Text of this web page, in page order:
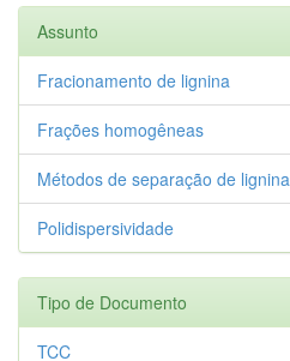
Assunto
Fracionamento de lignina
Frações homogêneas
Métodos de separação de lignina
Polidispersividade
Tipo de Documento
TCC